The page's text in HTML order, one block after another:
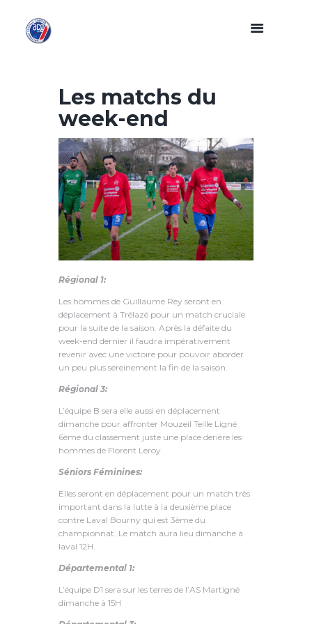
Les matchs du
week-end
Régional 1:
Les hommes de Guillaume Rey seront en
déplacement à Trélazé pour un match cruciale
pour la suite de la saison. Après la défaite du
week-end dernier il faudra impérativement
revenir avec une victoire pour pouvoir aborder
un peu plus sereinement la fin de la saison.
Régional 3:
L’équipe B sera elle aussi en déplacement
dimanche pour affronter Mouzeil Teille Ligné
6ème du classement juste une place derière les
hommes de Florent Leroy.
Séniors Féminines:
Elles seront en déplacement pour un match très
important dans la lutte à la deuxième place
contre Laval Bourny qui est 3ème du
championnat. Le match aura lieu dimanche à
laval 12H.
Départemental 1:
L’équipe D1 sera sur les terres de l’AS Martigné
dimanche à 15H